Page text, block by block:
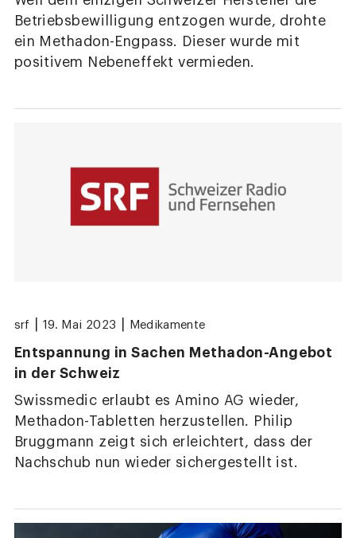
Betriebsbewilligung entzogen wurde, drohte
ein Methadon-Engpass. Dieser wurde mit
positivem Nebeneffekt vermieden.
srf 19. Mai 2023 Medikamente
Entspannung in Sachen Methadon-Angebot
in der Schweiz
Swissmedic erlaubt es Amino AG wieder,
Methadon-Tabletten herzustellen. Philip
Bruggmann zeigt sich erleichtert, dass der
Nachschub nun wieder sichergestellt ist.